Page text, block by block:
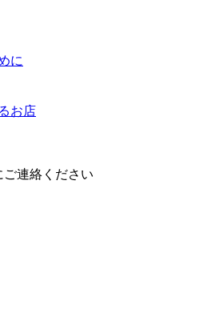
に
お店
連絡ください